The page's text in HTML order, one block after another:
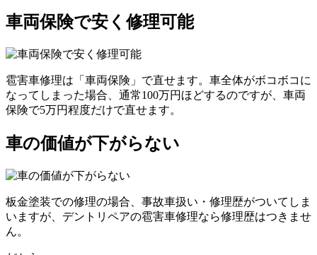
車両保険で安く修理可能
雹害車修理は「車両保険」で直せます。車全体がボコボコに
なってしまった場合、通常100万円ほどするのですが、車両
保険で5万円程度だけで直せます。
車の価値が下がらない
板金塗装での修理の場合、事故車扱い・修理歴がついてしま
いますが、デントリペアの雹害車修理なら修理歴はつきませ
ん。